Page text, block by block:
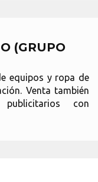
(GRUPO
equipos y ropa de
Venta también
con